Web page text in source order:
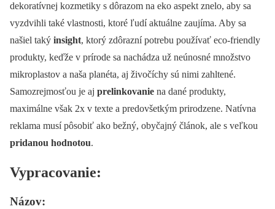
dekoratívnej kozmetiky s dôrazom na eko aspekt znelo, aby sa
vyzdvihli také vlastnosti, ktoré ľudí aktuálne zaujíma. Aby sa
našiel taký insight, ktorý zdôrazní potrebu používať eco-friendly
produkty, keďže v prírode sa nachádza už neúnosné množstvo
mikroplastov a naša planéta, aj živočíchy sú nimi zahltené.
Samozrejmosťou je aj prelinkovanie na dané produkty,
maximálne však 2x v texte a predovšetkým prirodzene. Natívna
reklama musí pôsobiť ako bežný, obyčajný článok, ale s veľkou
pridanou hodnotou.
Vypracovanie:
Názov: